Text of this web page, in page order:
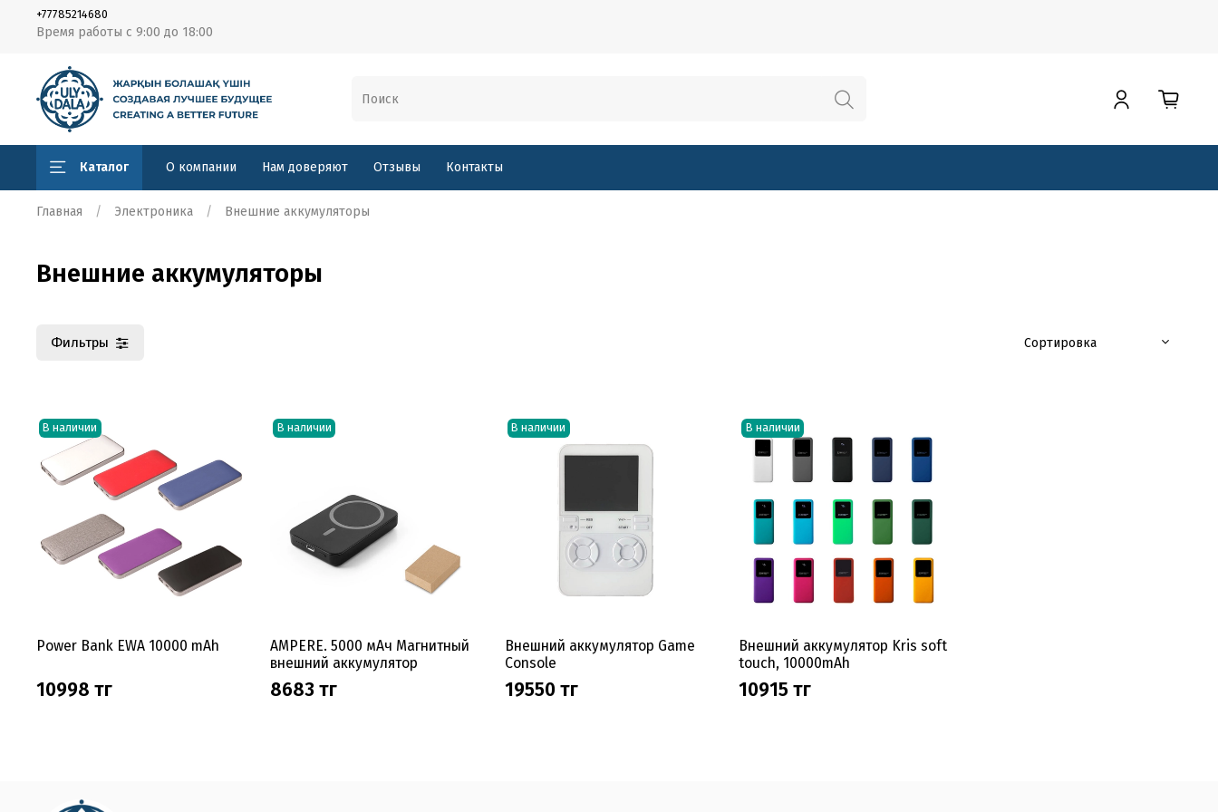
Время работы с 9:00 до 18:00
+77785214680
Каталог О компании Нам доверяют Отзывы Контакты
Главная Электроника Внешние аккумуляторы
Внешние аккумуляторы
Фильтры
В наличии
Power Bank EWA 10000 mAh
10998 тг
В наличии
AMPERE. 5000 мАч Магнитный
внешний аккумулятор
8683 тг
В наличии
Внешний аккумулятор Game
Console
19550 тг
В наличии
Внешний аккумулятор Kris soft
touch, 10000mAh
10915 тг